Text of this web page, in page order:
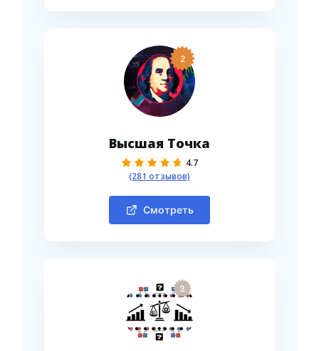
2
Высшая Точка
4.7
(281 отзывов)
Смотреть
3